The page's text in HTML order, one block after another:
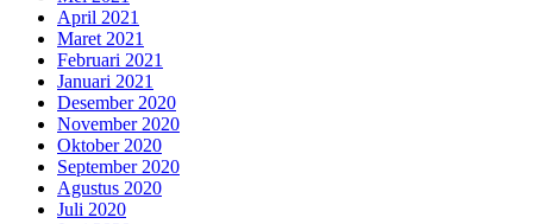
April 2021
Maret 2021
Februari 2021
Januari 2021
Desember 2020
November 2020
Oktober 2020
September 2020
Agustus 2020
Juli 2020